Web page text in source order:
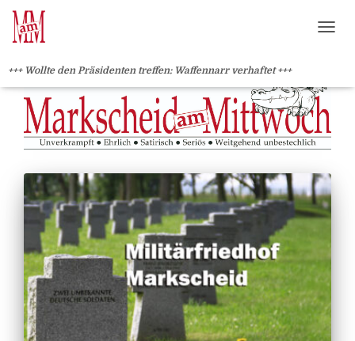
+++ Wollte den Präsidenten treffen: Waffennarr verhaftet +++